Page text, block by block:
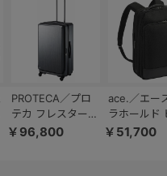
PROTECA／プロ
テカ フレスター
EX キャスタース
￥96,800
ace.／エー
ラホールド
スリュック
￥51,700